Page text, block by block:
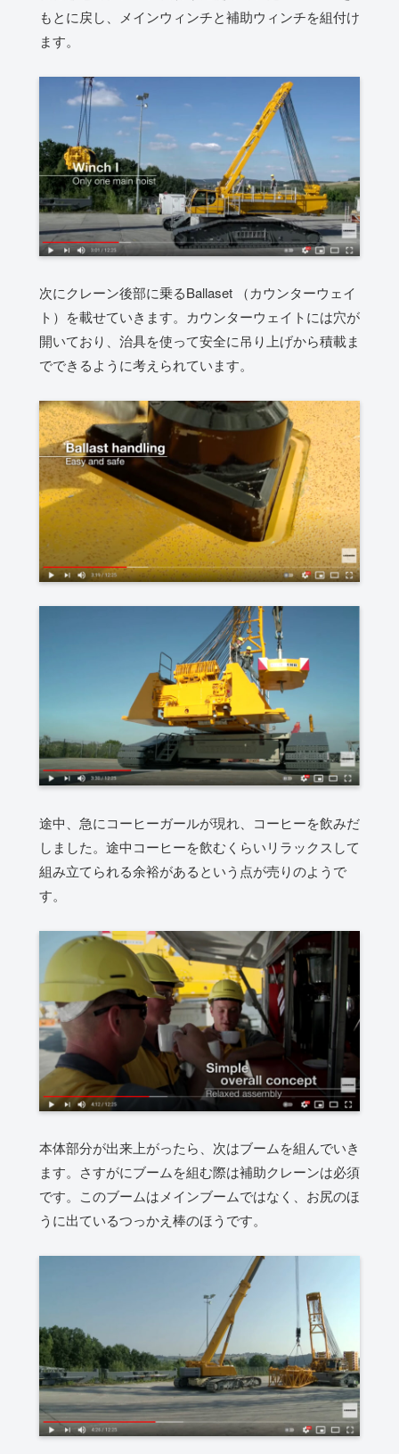
もとに戻し、メインウィンチと補助ウィンチを組付け
ます。
次にクレーン後部に乗るBallaset （カウンターウェイ
ト）を載せていきます。カウンターウェイトには穴が
開いており、治具を使って安全に吊り上げから積載ま
でできるように考えられています。
途中、急にコーヒーガールが現れ、コーヒーを飲みだ
しました。途中コーヒーを飲むくらいリラックスして
組み立てられる余裕があるという点が売りのようで
す。
本体部分が出来上がったら、次はブームを組んでいき
ます。さすがにブームを組む際は補助クレーンは必須
です。このブームはメインブームではなく、お尻のほ
うに出ているつっかえ棒のほうです。